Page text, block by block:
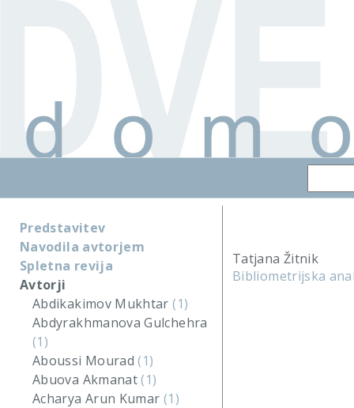
Predstavitev
Navodila avtorjem
Spletna revija
Avtorji
Abdikakimov Mukhtar(1)
Abdyrakhmanova Gulchehra
(1)
Aboussi Mourad(1)
Abuova Akmanat(1)
Acharya Arun Kumar (1)
Tatjana Žitnik
Bibliometrijska